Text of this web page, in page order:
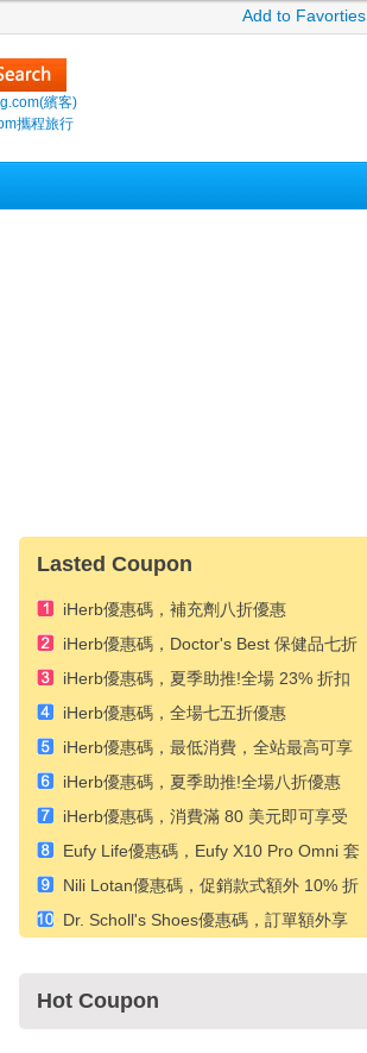
Add to Favorties
繽客)
攜程旅行
Lasted Coupon
iHerb優惠碼，補充劑八折優惠
iHerb優惠碼，Doctor's Best 保健品七折
優惠
iHerb優惠碼，夏季助推!全場 23% 折扣
iHerb優惠碼，全場七五折優惠
iHerb優惠碼，最低消費，全站最高可享
20% 折扣
iHerb優惠碼，夏季助推!全場八折優惠
iHerb優惠碼，消費滿 80 美元即可享受
補充劑 20% 折扣
Eufy Life優惠碼，Eufy X10 Pro Omni 套
裝優惠 300.99 歐元
Nili Lotan優惠碼，促銷款式額外 10% 折
扣
Dr. Scholl's Shoes優惠碼，訂單額外享
Hot Coupon